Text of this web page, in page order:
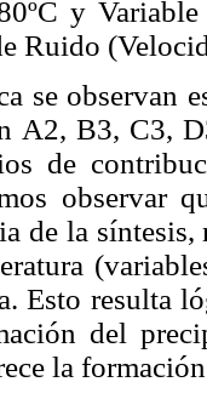
y
Ruido
se observan
A2, B3, C3,
de
observar
de la
Esto resulta
del
la